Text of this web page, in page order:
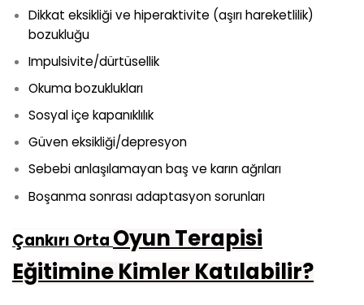
Dikkat eksikliği ve hiperaktivite (aşırı hareketlilik)
bozukluğu
Impulsivite/dürtüsellik
Okuma bozuklukları
Sosyal içe kapanıklılık
Güven eksikliği/depresyon
Sebebi anlaşılamayan baş ve karın ağrıları
Boşanma sonrası adaptasyon sorunları
Çankırı Orta Oyun Terapisi
Eğitimine Kimler Katılabilir?